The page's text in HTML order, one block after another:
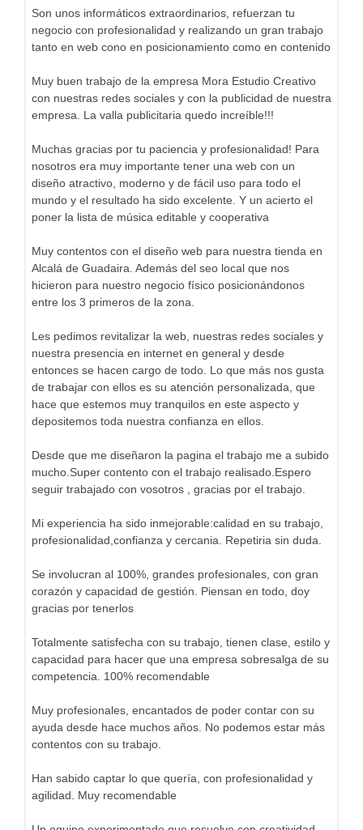
Son unos informáticos extraordinarios, refuerzan tu
negocio con profesionalidad y realizando un gran trabajo
tanto en web cono en posicionamiento como en contenido
Muy buen trabajo de la empresa Mora Estudio Creativo
con nuestras redes sociales y con la publicidad de nuestra
empresa. La valla publicitaria quedo increíble!!!
Muchas gracias por tu paciencia y profesionalidad! Para
nosotros era muy importante tener una web con un
diseño atractivo, moderno y de fácil uso para todo el
mundo y el resultado ha sido excelente. Y un acierto el
poner la lista de música editable y cooperativa
Muy contentos con el diseño web para nuestra tienda en
Alcalá de Guadaira. Además del seo local que nos
hicieron para nuestro negocio físico posicionándonos
entre los 3 primeros de la zona.
Les pedimos revitalizar la web, nuestras redes sociales y
nuestra presencia en internet en general y desde
entonces se hacen cargo de todo. Lo que más nos gusta
de trabajar con ellos es su atención personalizada, que
hace que estemos muy tranquilos en este aspecto y
depositemos toda nuestra confianza en ellos.
Desde que me diseñaron la pagina el trabajo me a subido
mucho.Super contento con el trabajo realisado.Espero
seguir trabajado con vosotros , gracias por el trabajo.
Mi experiencia ha sido inmejorable:calidad en su trabajo,
profesionalidad,confianza y cercania. Repetiria sin duda.
Se involucran al 100%, grandes profesionales, con gran
corazón y capacidad de gestión. Piensan en todo, doy
gracias por tenerlos
Totalmente satisfecha con su trabajo, tienen clase, estilo y
capacidad para hacer que una empresa sobresalga de su
competencia. 100% recomendable
Muy profesionales, encantados de poder contar con su
ayuda desde hace muchos años. No podemos estar más
contentos con su trabajo.
Han sabido captar lo que quería, con profesionalidad y
agilidad. Muy recomendable